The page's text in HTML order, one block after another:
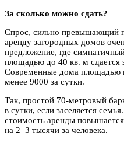
За сколько можно сдать?
Спрос, сильно превышающий
аренду загородных домов
предложение, где
площадью до 40 кв. м сдается
Современные дома площадью
менее 9000 за сутки.
Так, простой 70-метровый
в сутки, если заселяется
стоимость аренды
на 2–3 тысячи за человека.